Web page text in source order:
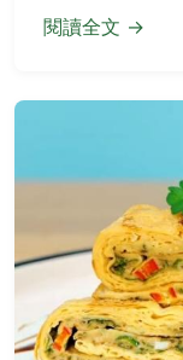
表達，都能找到
閱讀全文 →